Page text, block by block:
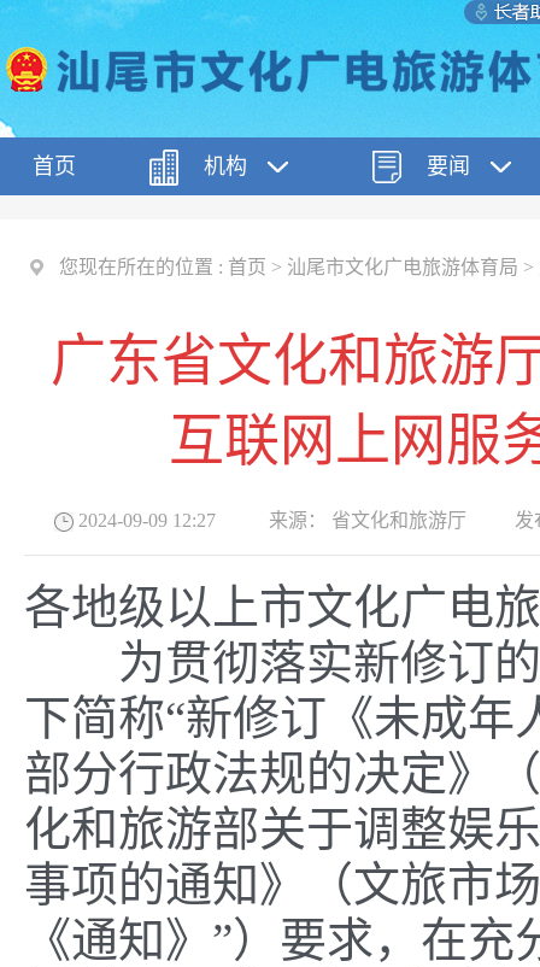
首页 机构 要闻
您现在所在的位置 : 首页 > 汕尾市文化广电旅游体育局 >
广东省文化和旅游
互联网上网服
2024-09-09 12:27 来源： 省文化和旅游厅 发布
各地级以上市文化广电
为贯彻落实新修订的
下简称“新修订《未成年
部分行政法规的决定》
化和旅游部关于调整娱
事项的通知》（文旅市
《通知》”）要求，在